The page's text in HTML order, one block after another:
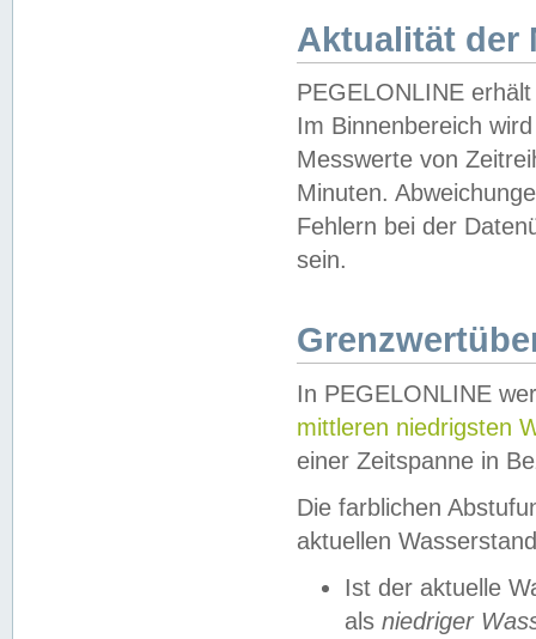
Aktualität der
PEGELONLINE
Im Binnenbereich
Messwerte von
Minuten.
Fehlern bei der
sein.
In PEGELONLINE
mittleren niedrigsten
einer Zeitspanne in
Die farblichen
aktuellen
Ist der aktuelle
als niedriger